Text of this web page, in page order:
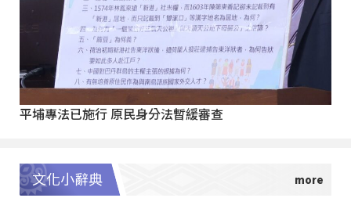
平埔專法已施行 原民身分法暫緩審查
文化小辭典